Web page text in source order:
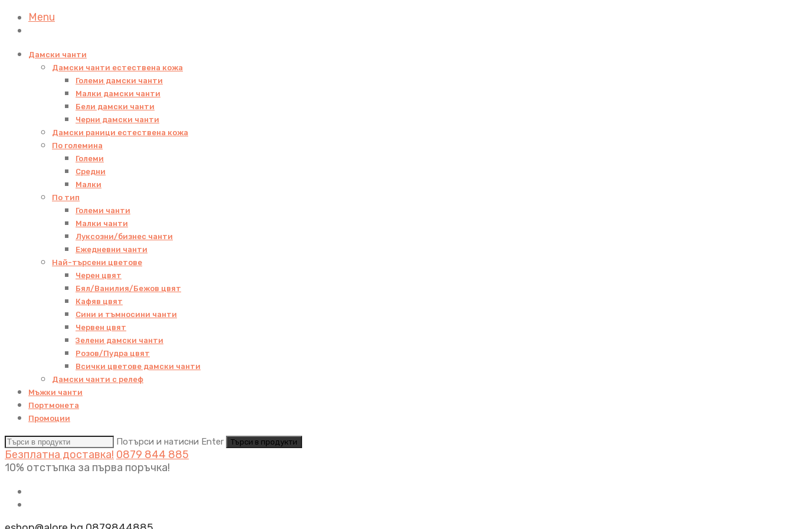
Menu
Дамски чанти
Дамски чанти естествена кожа
Големи дамски чанти
Малки дамски чанти
Бели дамски чанти
Черни дамски чанти
Дамски раници естествена кожа
По големина
Големи
Средни
Малки
По тип
Големи чанти
Малки чанти
Луксозни/бизнес чанти
Ежедневни чанти
Най-търсени цветове
Черен цвят
Бял/Ванилия/Бежов цвят
Кафяв цвят
Сини и тъмносини чанти
Червен цвят
Зелени дамски чанти
Розов/Пудра цвят
Всички цветове дамски чанти
Дамски чанти с релеф
Мъжки чанти
Портмонета
Промоции
Потърси и натисни Enter
Безплатна доставка! 0879 844 885
10% отстъпка за първа поръчка!